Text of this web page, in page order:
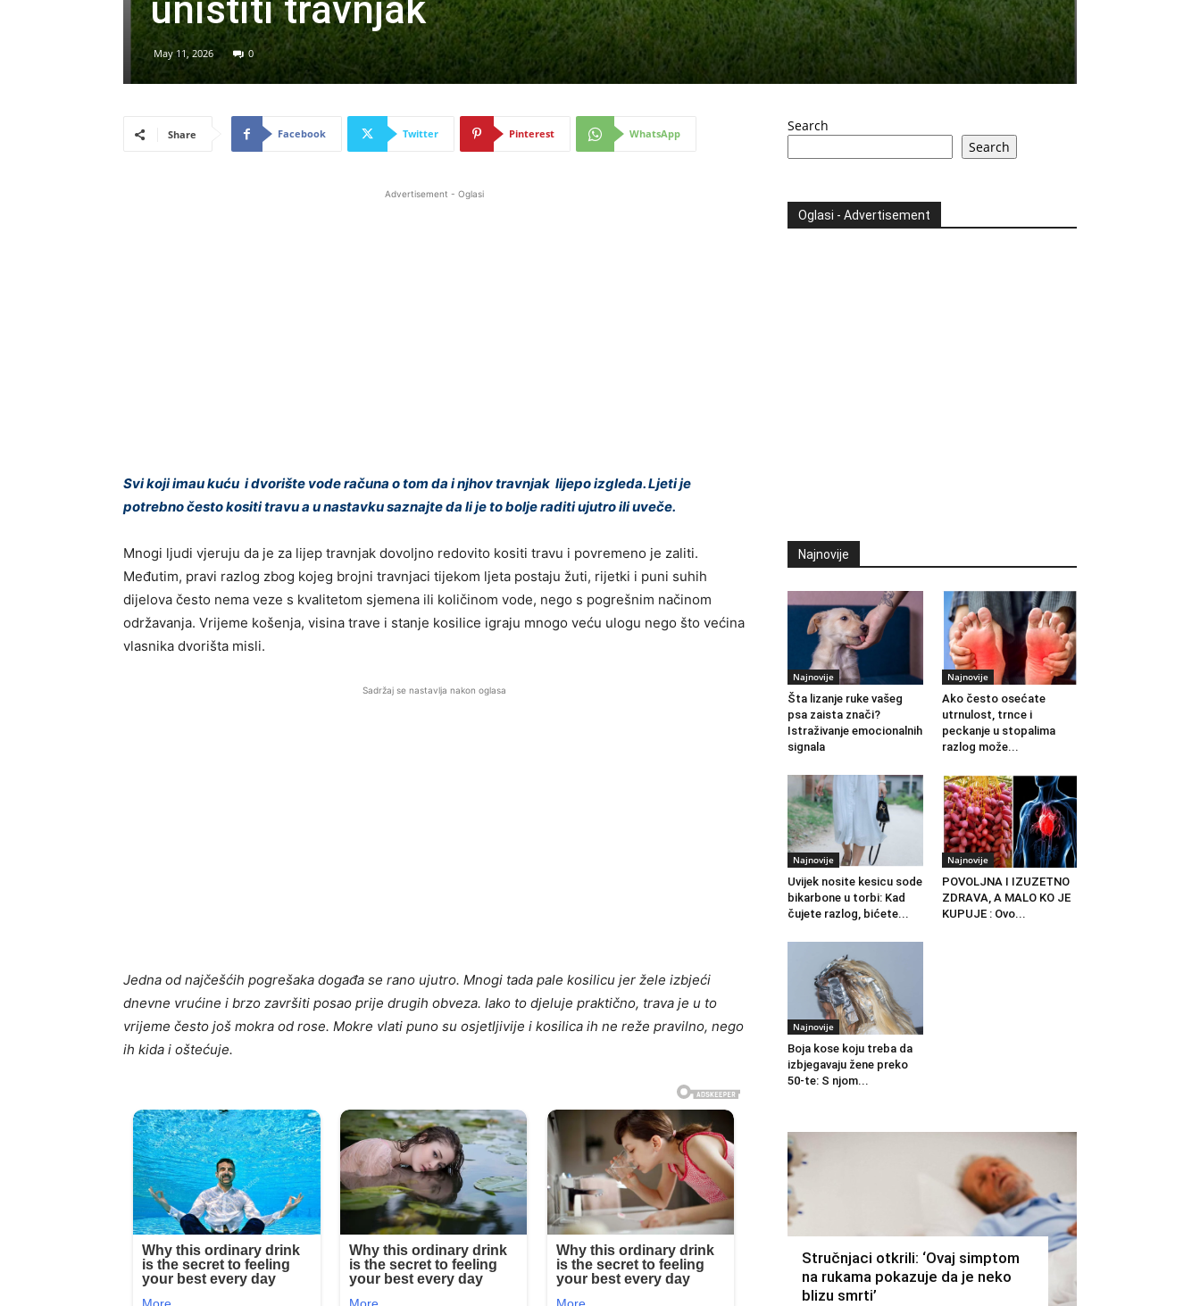
uništiti travnjak
May 11, 2026 0
Share Facebook Twitter Pinterest WhatsApp
Advertisement - Oglasi
Svi koji imau kuću i dvorište vode računa o tom da i njhov travnjak lijepo izgleda. Ljeti je
potrebno često kositi travu a u nastavku saznajte da li je to bolje raditi ujutro ili uveče.
Mnogi ljudi vjeruju da je za lijep travnjak dovoljno redovito kositi travu i povremeno je zaliti.
Međutim, pravi razlog zbog kojeg brojni travnjaci tijekom ljeta postaju žuti, rijetki i puni suhih
dijelova često nema veze s kvalitetom sjemena ili količinom vode, nego s pogrešnim načinom
održavanja. Vrijeme košenja, visina trave i stanje kosilice igraju mnogo veću ulogu nego što većina
vlasnika dvorišta misli.
Sadržaj se nastavlja nakon oglasa
Jedna od najčešćih pogrešaka događa se rano ujutro. Mnogi tada pale kosilicu jer žele izbjeći
dnevne vrućine i brzo završiti posao prije drugih obveza. Iako to djeluje praktično, trava je u to
vrijeme često još mokra od rose. Mokre vlati puno su osjetljivije i kosilica ih ne reže pravilno, nego
ih kida i oštećuje.
Search
Search
Oglasi - Advertisement
Najnovije
Najnovije
Šta lizanje ruke vašeg
psa zaista znači?
Istraživanje emocionalnih
signala
Najnovije
Ako često osećate
utrnulost, trnce i
peckanje u stopalima
razlog može...
Najnovije
Uvijek nosite kesicu sode
bikarbone u torbi: Kad
čujete razlog, bićete...
Najnovije
POVOLJNA I IZUZETNO
ZDRAVA, A MALO KO JE
KUPUJE : Ovo...
Najnovije
Boja kose koju treba da
izbjegavaju žene preko
50-te: S njom...
Stručnjaci otkrili: ‘Ovaj simptom
na rukama pokazuje da je neko
blizu smrti’